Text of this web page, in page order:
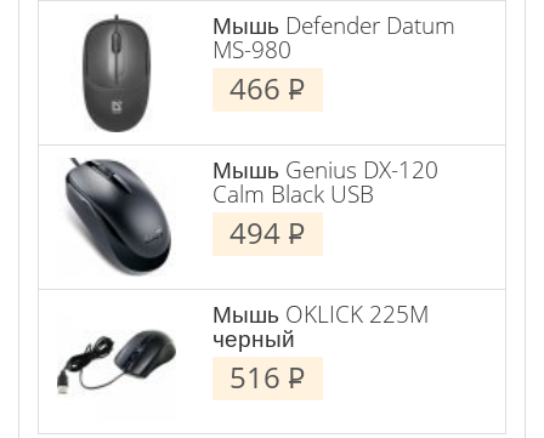
Мышь Defender Datum
MS-980
466 P
Мышь Genius DX-120
Calm Black USB
494 P
Мышь OKLICK 225M
черный
516 P